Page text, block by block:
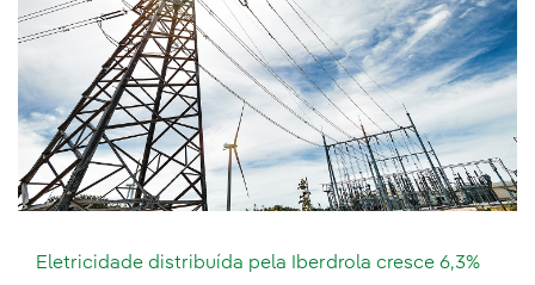
Eletricidade distribuída pela Iberdrola cresce 6,3%